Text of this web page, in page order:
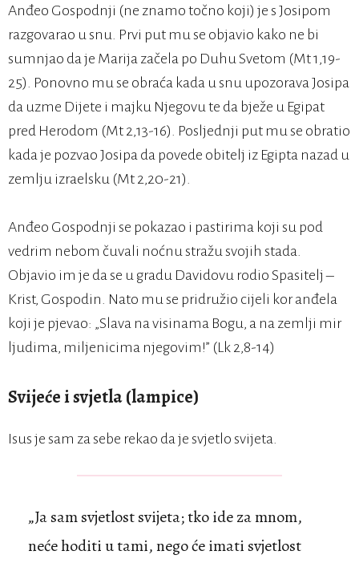
Anđeo Gospodnji (ne znamo točno koji) je s Josipom
razgovarao u snu. Prvi put mu se objavio kako ne bi
sumnjao da je Marija začela po Duhu Svetom (Mt 1,19-
25). Ponovno mu se obraća kada u snu upozorava Josipa
da uzme Dijete i majku Njegovu te da bježe u Egipat
pred Herodom (Mt 2,13-16). Posljednji put mu se obratio
kada je pozvao Josipa da povede obitelj iz Egipta nazad u
zemlju izraelsku (Mt 2,20-21).
Anđeo Gospodnji se pokazao i pastirima koji su pod
vedrim nebom čuvali noćnu stražu svojih stada.
Objavio im je da se u gradu Davidovu rodio Spasitelj –
Krist, Gospodin. Nato mu se pridružio cijeli kor anđela
koji je pjevao: „Slava na visinama Bogu, a na zemlji mir
ljudima, miljenicima njegovim!” (Lk 2,8-14)
Svijeće i svjetla (lampice)
Isus je sam za sebe rekao da je svjetlo svijeta.
„Ja sam svjetlost svijeta; tko ide za mnom,
neće hoditi u tami, nego će imati svjetlost